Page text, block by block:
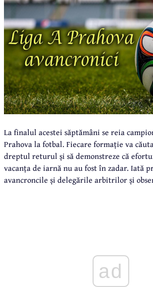
La finalul acestei săptămâni se reia
Prahova la fotbal. Fiecare formație va
dreptul returul și să demonstreze că
vacanța de iarnă nu au fost în zadar. Iată
avancroncile și delegările arbitrilor și
ad